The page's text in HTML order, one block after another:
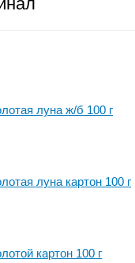
луна ж/б 100 г
луна картон 100 г
картон 100 г